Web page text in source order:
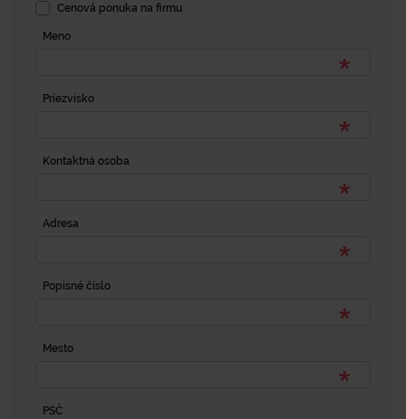
Cenová ponuka na firmu
Meno
Priezvisko
Kontaktná osoba
Adresa
Popisné číslo
Mesto
PSČ